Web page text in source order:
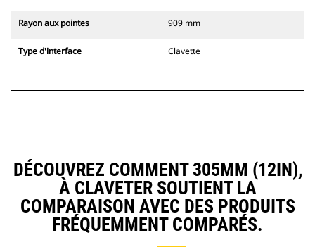
Rayon aux pointes 909 mm
Type d'interface Clavette
DÉCOUVREZ COMMENT 305MM (12IN),
À CLAVETER SOUTIENT LA
COMPARAISON AVEC DES PRODUITS
FRÉQUEMMENT COMPARÉS.